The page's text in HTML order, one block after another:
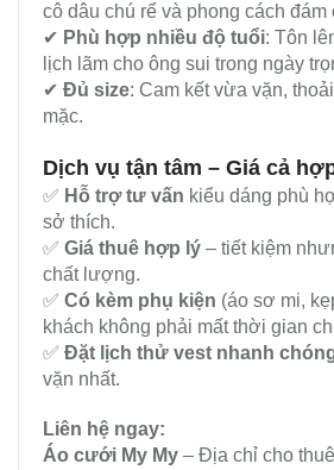
cô dâu chú rể và phong cách
✔ Phù hợp nhiều độ tuổi: Tôn
lịch lãm cho ông sui trong ngày
✔ Đủ size: Cam kết vừa vặn,
mặc.
Dịch vụ tận tâm – Giá cả
✅ Hỗ trợ tư vấn kiểu dáng phù
sở thích.
✅ Giá thuê hợp lý – tiết kiệm
chất lượng.
✅ Có kèm phụ kiện (áo sơ mi,
khách không phải mất thời gian
✅ Đặt lịch thử vest nhanh
vặn nhất.
Liên hệ ngay:
Áo cưới My My – Địa chỉ cho